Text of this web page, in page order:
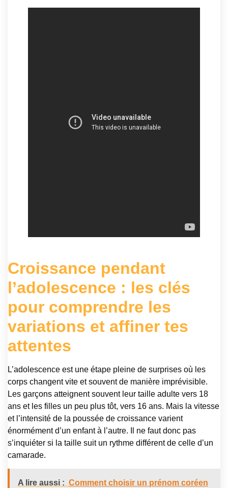
Croissance pendant
l’adolescence : les clés
pour comprendre les
variations et affiner tes
attentes
L’adolescence est une étape pleine de surprises où les
corps changent vite et souvent de manière imprévisible.
Les garçons atteignent souvent leur taille adulte vers 18
ans et les filles un peu plus tôt, vers 16 ans. Mais la vitesse
et l’intensité de la poussée de croissance varient
énormément d’un enfant à l’autre. Il ne faut donc pas
s’inquiéter si la taille suit un rythme différent de celle d’un
camarade.
A lire aussi : Comment choisir un prénom coréen